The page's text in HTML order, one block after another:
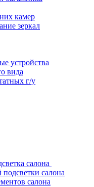
камер
зеркал
устройства
вида
г/у
салона
салона
салона